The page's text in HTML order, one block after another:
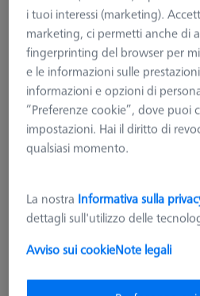
COLONNE BASE MSR 2.0
Colonna MSR 2.0, per
i tuoi interessi (marketing).
marketing, ci permetti anche di
fingerprinting del browser per
e le informazioni sulle
informazioni e opzioni di
“Preferenze cookie”, dove puoi
impostazioni. Hai il diritto di
qualsiasi momento.
La nostra Informativa sulla
dettagli sull'utilizzo delle
Avviso sui cookieNote legali